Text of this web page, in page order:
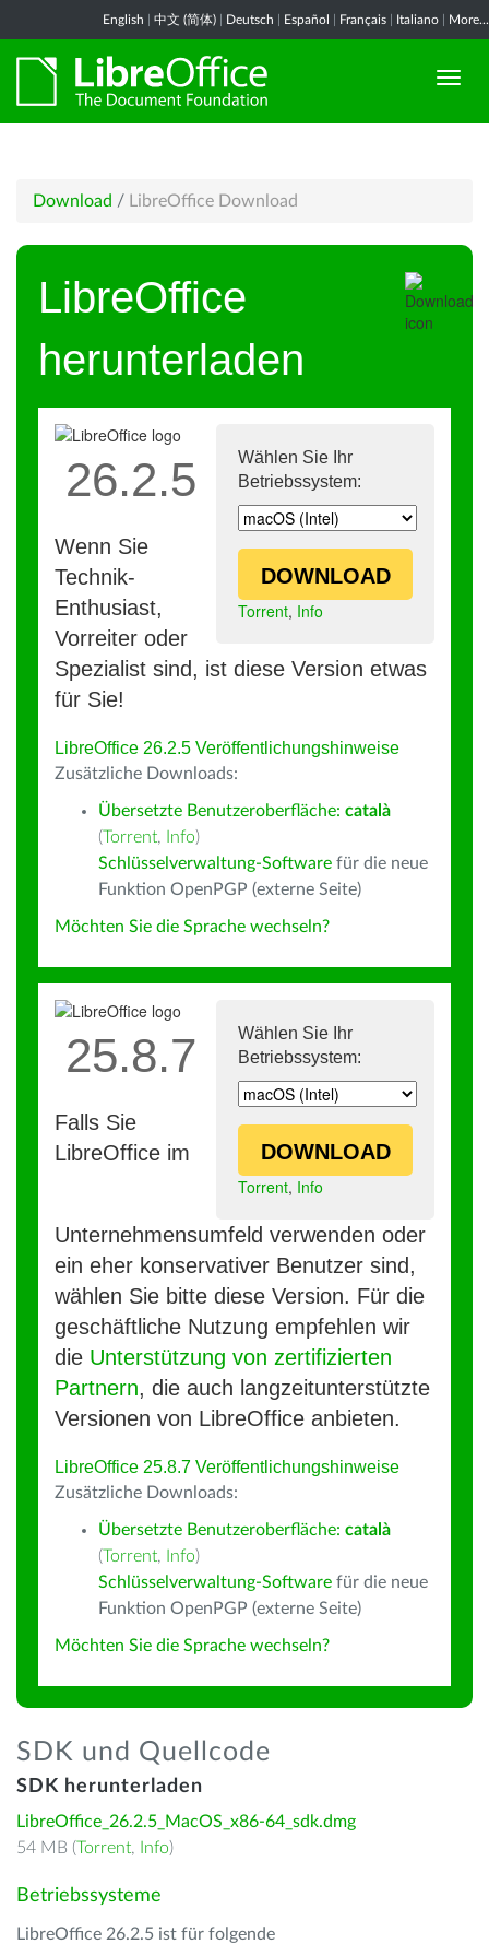
English 中文 (简体) Deutsch Español Français Italiano More...
Download / LibreOffice Download
LibreOffice
herunterladen
Wählen Sie Ihr
Betriebssystem:
DOWNLOAD
Torrent, Info
26.2.5
Wenn Sie
Technik-
Enthusiast,
Vorreiter oder
Spezialist sind, ist diese Version etwas
für Sie!
LibreOffice 26.2.5 Veröffentlichungshinweise
Zusätzliche Downloads:
Übersetzte Benutzeroberfläche: català
(Torrent, Info)
Schlüsselverwaltung-Software für die neue
Funktion OpenPGP (externe Seite)
Möchten Sie die Sprache wechseln?
Wählen Sie Ihr
Betriebssystem:
DOWNLOAD
Torrent, Info
25.8.7
Falls Sie
LibreOffice im
Unternehmensumfeld verwenden oder
ein eher konservativer Benutzer sind,
wählen Sie bitte diese Version. Für die
geschäftliche Nutzung empfehlen wir
die Unterstützung von zertifizierten
Partnern, die auch langzeitunterstützte
Versionen von LibreOffice anbieten.
LibreOffice 25.8.7 Veröffentlichungshinweise
Zusätzliche Downloads:
Übersetzte Benutzeroberfläche: català
(Torrent, Info)
Schlüsselverwaltung-Software für die neue
Funktion OpenPGP (externe Seite)
Möchten Sie die Sprache wechseln?
SDK und Quellcode
SDK herunterladen
LibreOffice_26.2.5_MacOS_x86-64_sdk.dmg
54 MB (Torrent, Info)
Betriebssysteme
LibreOffice 26.2.5 ist für folgende